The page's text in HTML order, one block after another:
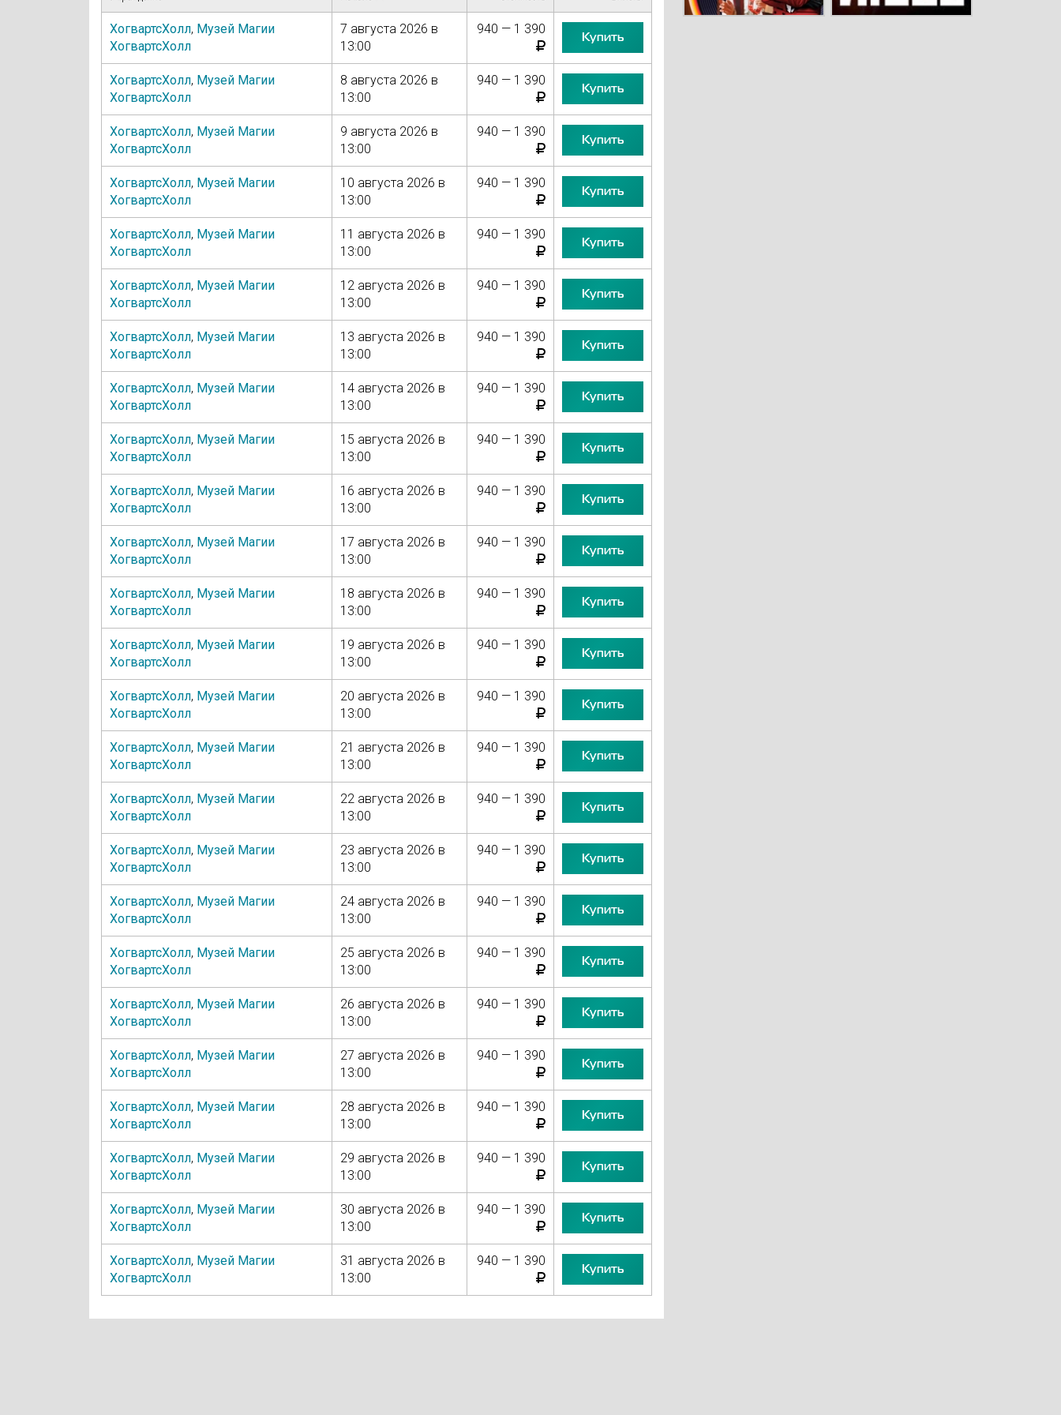
ХогвартсХолл, Музей Магии
ХогвартсХолл
7 августа 2026 в
13:00
940 — 1 390
Купить
ХогвартсХолл, Музей Магии
ХогвартсХолл
8 августа 2026 в
13:00
940 — 1 390
Купить
ХогвартсХолл, Музей Магии
ХогвартсХолл
9 августа 2026 в
13:00
940 — 1 390
Купить
ХогвартсХолл, Музей Магии
ХогвартсХолл
10 августа 2026 в
13:00
940 — 1 390
Купить
ХогвартсХолл, Музей Магии
ХогвартсХолл
11 августа 2026 в
13:00
940 — 1 390
Купить
ХогвартсХолл, Музей Магии
ХогвартсХолл
12 августа 2026 в
13:00
940 — 1 390
Купить
ХогвартсХолл, Музей Магии
ХогвартсХолл
13 августа 2026 в
13:00
940 — 1 390
Купить
ХогвартсХолл, Музей Магии
ХогвартсХолл
14 августа 2026 в
13:00
940 — 1 390
Купить
ХогвартсХолл, Музей Магии
ХогвартсХолл
15 августа 2026 в
13:00
940 — 1 390
Купить
ХогвартсХолл, Музей Магии
ХогвартсХолл
16 августа 2026 в
13:00
940 — 1 390
Купить
ХогвартсХолл, Музей Магии
ХогвартсХолл
17 августа 2026 в
13:00
940 — 1 390
Купить
ХогвартсХолл, Музей Магии
ХогвартсХолл
18 августа 2026 в
13:00
940 — 1 390
Купить
ХогвартсХолл, Музей Магии
ХогвартсХолл
19 августа 2026 в
13:00
940 — 1 390
Купить
ХогвартсХолл, Музей Магии
ХогвартсХолл
20 августа 2026 в
13:00
940 — 1 390
Купить
ХогвартсХолл, Музей Магии
ХогвартсХолл
21 августа 2026 в
13:00
940 — 1 390
Купить
ХогвартсХолл, Музей Магии
ХогвартсХолл
22 августа 2026 в
13:00
940 — 1 390
Купить
ХогвартсХолл, Музей Магии
ХогвартсХолл
23 августа 2026 в
13:00
940 — 1 390
Купить
ХогвартсХолл, Музей Магии
ХогвартсХолл
24 августа 2026 в
13:00
940 — 1 390
Купить
ХогвартсХолл, Музей Магии
ХогвартсХолл
25 августа 2026 в
13:00
940 — 1 390
Купить
ХогвартсХолл, Музей Магии
ХогвартсХолл
26 августа 2026 в
13:00
940 — 1 390
Купить
ХогвартсХолл, Музей Магии
ХогвартсХолл
27 августа 2026 в
13:00
940 — 1 390
Купить
ХогвартсХолл, Музей Магии
ХогвартсХолл
28 августа 2026 в
13:00
940 — 1 390
Купить
ХогвартсХолл, Музей Магии
ХогвартсХолл
29 августа 2026 в
13:00
940 — 1 390
Купить
ХогвартсХолл, Музей Магии
ХогвартсХолл
30 августа 2026 в
13:00
940 — 1 390
Купить
ХогвартсХолл, Музей Магии
ХогвартсХолл
31 августа 2026 в
13:00
940 — 1 390
Купить